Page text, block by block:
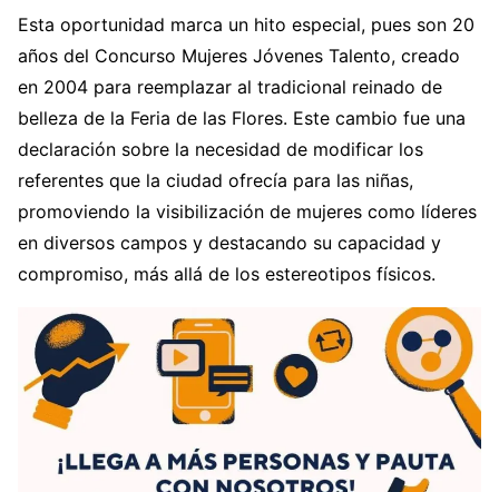
Esta oportunidad marca un hito especial, pues son 20
años del Concurso Mujeres Jóvenes Talento, creado
en 2004 para reemplazar al tradicional reinado de
belleza de la Feria de las Flores. Este cambio fue una
declaración sobre la necesidad de modificar los
referentes que la ciudad ofrecía para las niñas,
promoviendo la visibilización de mujeres como líderes
en diversos campos y destacando su capacidad y
compromiso, más allá de los estereotipos físicos.